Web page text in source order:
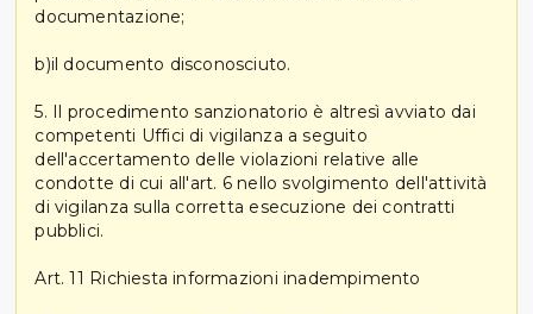
documentazione;
b)il documento disconosciuto.
5. Il procedimento sanzionatorio è altresì avviato dai
competenti Uffici di vigilanza a seguito
dell'accertamento delle violazioni relative alle
condotte di cui all'art. 6 nello svolgimento dell'attività
di vigilanza sulla corretta esecuzione dei contratti
pubblici.
Art. 11 Richiesta informazioni inadempimento